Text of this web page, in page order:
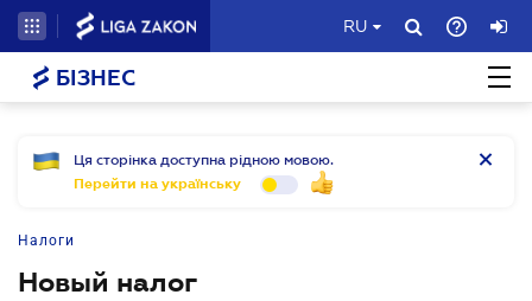
RU
БІЗНЕС
Ця сторінка доступна рідною мовою.
Перейти на українську
Налоги
Новый налог